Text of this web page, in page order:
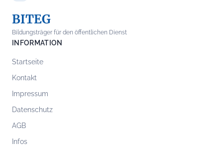
BITEG
Bildungsträger für den öffentlichen Dienst
INFORMATION
Startseite
Kontakt
Impressum
Datenschutz
AGB
Infos